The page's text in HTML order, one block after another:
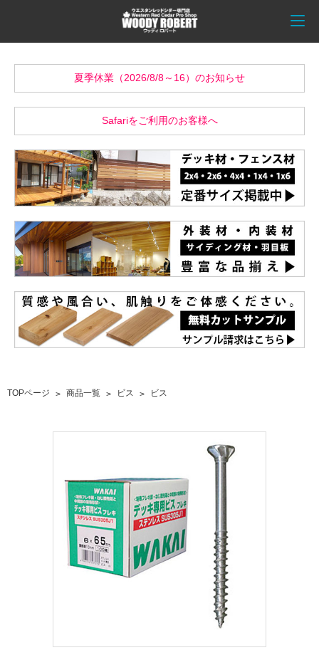
夏季休業（2026/8/8～16）のお知らせ
Safariをご利用のお客様へ
TOPページ 商品一覧 ビス ビス